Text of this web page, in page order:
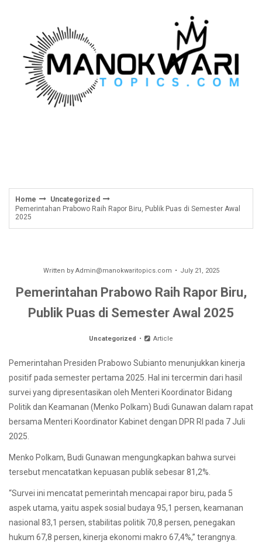
Home
Uncategorized
Pemerintahan Prabowo Raih Rapor Biru, Publik Puas di Semester Awal
2025
Written by Admin@manokwaritopics.com July 21, 2025
Pemerintahan Prabowo Raih Rapor Biru,
Publik Puas di Semester Awal 2025
Uncategorized Article
Pemerintahan Presiden Prabowo Subianto menunjukkan kinerja
positif pada semester pertama 2025. Hal ini tercermin dari hasil
survei yang dipresentasikan oleh Menteri Koordinator Bidang
Politik dan Keamanan (Menko Polkam) Budi Gunawan dalam rapat
bersama Menteri Koordinator Kabinet dengan DPR RI pada 7 Juli
2025.
Menko Polkam, Budi Gunawan mengungkapkan bahwa survei
tersebut mencatatkan kepuasan publik sebesar 81,2%.
“Survei ini mencatat pemerintah mencapai rapor biru, pada 5
aspek utama, yaitu aspek sosial budaya 95,1 persen, keamanan
nasional 83,1 persen, stabilitas politik 70,8 persen, penegakan
hukum 67,8 persen, kinerja ekonomi makro 67,4%,” terangnya.